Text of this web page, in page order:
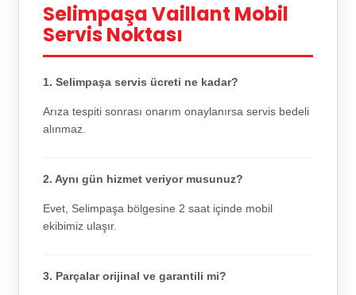
Selimpaşa Vaillant Mobil
Servis Noktası
1. Selimpaşa servis ücreti ne kadar?
Arıza tespiti sonrası onarım onaylanırsa servis bedeli
alınmaz.
2. Aynı gün hizmet veriyor musunuz?
Evet, Selimpaşa bölgesine 2 saat içinde mobil
ekibimiz ulaşır.
3. Parçalar orijinal ve garantili mi?